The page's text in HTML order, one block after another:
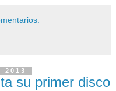
2013
su primer disco